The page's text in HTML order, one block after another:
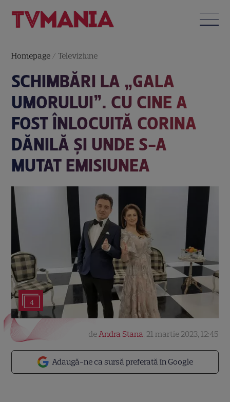
Homepage / Televiziune
SCHIMBĂRI LA „GALA
UMORULUI”. CU CINE A
FOST ÎNLOCUITĂ CORINA
DĂNILĂ ȘI UNDE S-A
MUTAT EMISIUNEA
4
Adaugă-ne ca sursă preferată în Google
deAndra Stana, 21 martie 2023, 12:45